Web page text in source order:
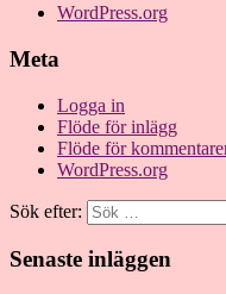
WordPress.org
Meta
Logga in
Flöde för inlägg
Flöde för
WordPress.org
Sök efter:
Senaste inläggen